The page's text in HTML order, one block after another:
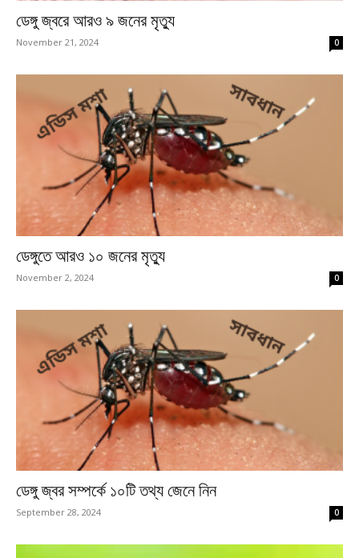
ডেঙ্গু জ্বরে আরও ৯ জনের মৃত্যু
November 21, 2024 0
ডেঙ্গুতে আরও ১০ জনের মৃত্যু
November 2, 2024 0
ডেঙ্গু জ্বর সম্পর্কে ১০টি তথ্য জেনে নিন
September 28, 2024 0